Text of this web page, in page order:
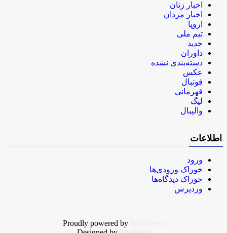
اخبار زنان
اخبار مردان
اروپا
تیم ملی
جدید
داوران
دسته‌بندی نشده
عکس
فوتبال
قهرمانی
لیگ
والیبال
اطلاعات
ورود
خوراک ورودی‌ها
خوراک دیدگاه‌ها
وردپرس
Proudly powered by